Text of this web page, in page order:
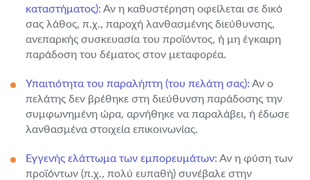
καταστήματος): Αν η καθυστέρηση οφείλεται σε δικό
σας λάθος, π.χ., παροχή λανθασμένης διεύθυνσης,
ανεπαρκής συσκευασία του προϊόντος, ή μη έγκαιρη
παράδοση του δέματος στον μεταφορέα.
Υπαιτιότητα του παραλήπτη (του πελάτη σας): Αν ο
πελάτης δεν βρέθηκε στη διεύθυνση παράδοσης την
συμφωνημένη ώρα, αρνήθηκε να παραλάβει, ή έδωσε
λανθασμένα στοιχεία επικοινωνίας.
Εγγενής ελάττωμα των εμπορευμάτων: Αν η φύση των
προϊόντων (π.χ., πολύ ευπαθή) συνέβαλε στην